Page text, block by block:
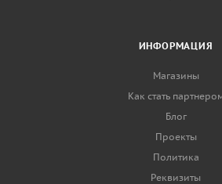
ИНФОРМАЦИЯ
Магазины
Как стать
Блог
Проекты
Политика
Реквизиты